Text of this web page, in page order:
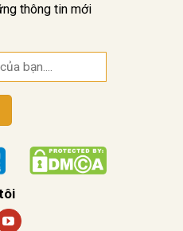
thông tin mới